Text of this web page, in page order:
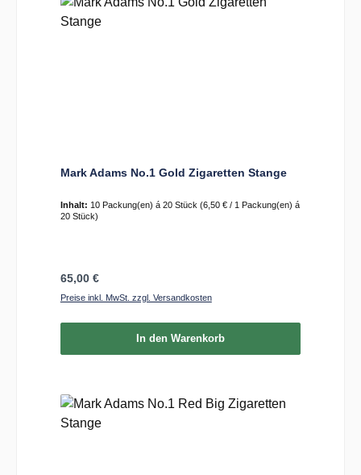
Mark Adams No.1 Gold Zigaretten Stange
Inhalt: 10 Packung(en) á 20 Stück (6,50 € / 1 Packung(en) á
20 Stück)
Regulärer Preis:
65,00 €
Preise inkl. MwSt. zzgl. Versandkosten
In den Warenkorb